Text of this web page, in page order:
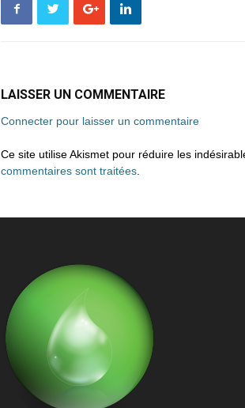
LAISSER UN COMMENTAIRE
Connecter pour laisser un commentaire
Ce site utilise Akismet pour réduire les
commentaires sont traitées